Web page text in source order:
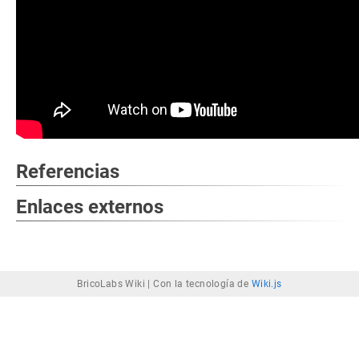
Referencias
Enlaces externos
BricoLabs Wiki |Con la tecnología de Wiki.js